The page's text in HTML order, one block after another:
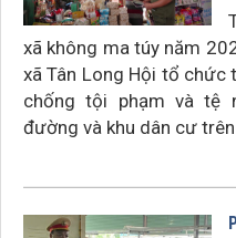
xã không ma túy năm
xã Tân Long Hội tổ chức
chống tội phạm và tệ
đường và khu dân cư